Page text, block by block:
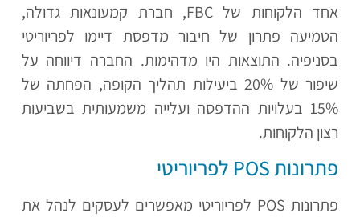
אחד הלקוחות של FBC, חברת קמעונאות גדולה,
הטמיעה פתרון של חיבור מדפסת דיימו לפריוריטי
בסניפיה. התוצאות היו מדהימות. החברה דיווחה על
שיפור של 20% ביעילות תהליך הקופה, הפחתה של
15% בעלויות ההדפסה ועלייה משמעותית בשביעות
רצון הלקוחות.
פתרונות POS לפריוריטי
פתרונות POS לפריוריטי מאפשרים לעסקים לנהל את